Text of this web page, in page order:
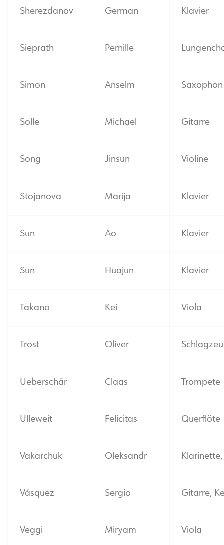
Sherezdanov German Klavier
Sieprath Pernille
Simon Anselm Saxophon
Solle Michael Gitarre
Song Jinsun Violine
Stojanova Marija Klavier
Sun Ao Klavier
Sun Huajun Klavier
Takano Kei Viola
Trost Oliver
Ueberschär Claas Trompete
Ulleweit Felicitas Querflöte
Vakarchuk Oleksandr
Vásquez Sergio Gitarre,
Veggi Miryam Viola